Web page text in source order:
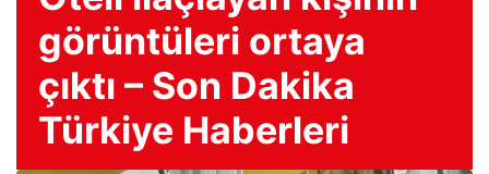
görüntüleri ortaya
çıktı – Son Dakika
Türkiye Haberleri